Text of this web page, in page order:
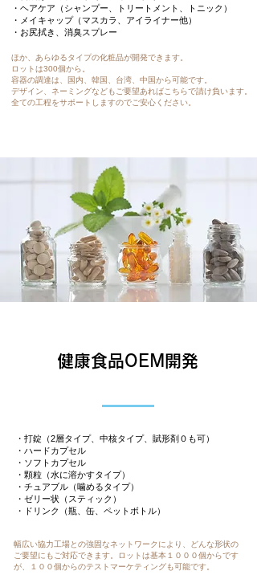
・ヘアケア（シャンプー、トリートメント、トニック）
・メイキャップ（マスカラ、アイライナー他）
・お尻拭き、消臭スプレー
ほか、あらゆるタイプの化粧品が開発できます。
ロットは300個から。
容器の調達は、国内、韓国、台湾、中国から可能です。
デザイン、ネーミングなどもご要望あればこちらで請け負います。
全ての工程をサポートしますのでご安心ください。
健康食品OEM開発
・打錠（2層タイプ、中核タイプ、賦形剤０も可）
・ハードカプセル
・ソフトカプセル
・顆粒（水に溶かすタイプ）
・チュアブル（噛めるタイプ）
・ゼリー状（スティック）
・ドリンク（瓶、缶、ペットボトル）
幅広い協力工場との強固なネットワークにより、どんな形状の
ご要望にもご対応できます。
ロットは基本１０００個からです
が、１００個からのテストマーケティングも可能です。